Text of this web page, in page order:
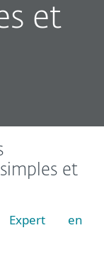
et
et
Expert en